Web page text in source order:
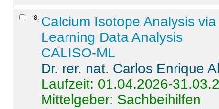
8 Calcium Isotope Analysis
Learning Data Analysis
CALISO-ML
Dr. rer. nat. Carlos Enrique
Laufzeit: 01.04.2026-
Mittelgeber: Sachbeihilfen